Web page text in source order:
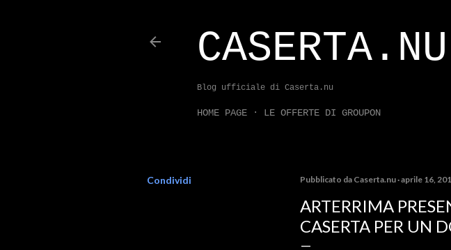
CASERTA.NU
Blog ufficiale di Caserta.nu
HOME PAGE LE OFFERTE DI GROUPON
Condividi Pubblicato da Caserta.nu aprile 16,
ARTERRIMA
CASERTA PER UN